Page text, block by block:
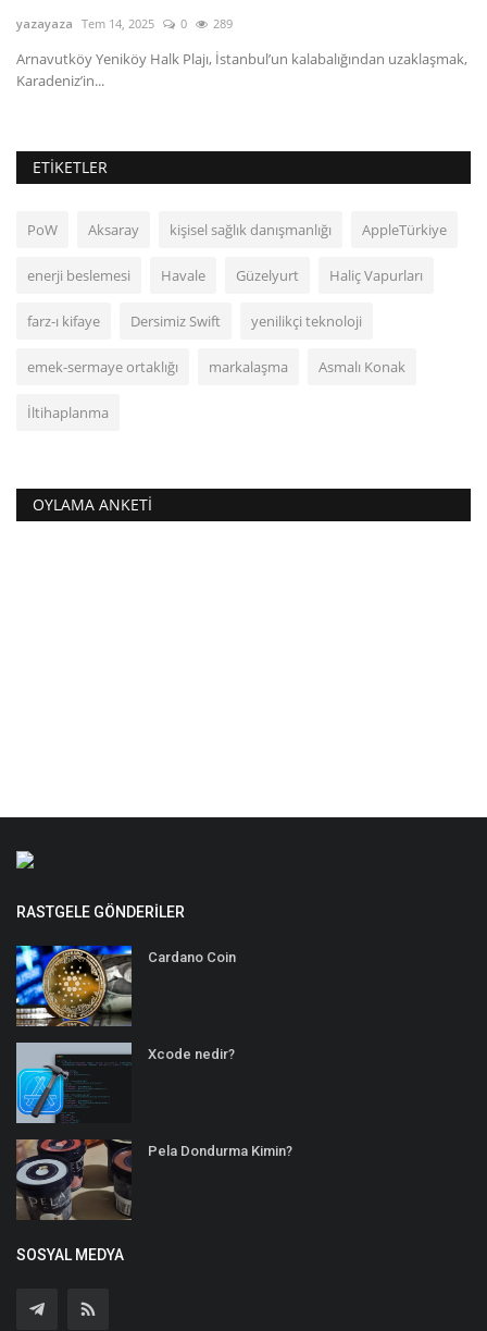
yazayaza Tem 14, 2025 0 289
Arnavutköy Yeniköy Halk Plajı, İstanbul’un kalabalığından uzaklaşmak,
Karadeniz’in...
ETIKETLER
PoW Aksaray kişisel sağlık danışmanlığı AppleTürkiye
enerji beslemesi Havale Güzelyurt Haliç Vapurları
farz-ı kifaye Dersimiz Swift yenilikçi teknoloji
emek-sermaye ortaklığı markalaşma Asmalı Konak
İltihaplanma
OYLAMA ANKETI
RASTGELE GÖNDERILER
Cardano Coin
Xcode nedir?
Pela Dondurma Kimin?
SOSYAL MEDYA